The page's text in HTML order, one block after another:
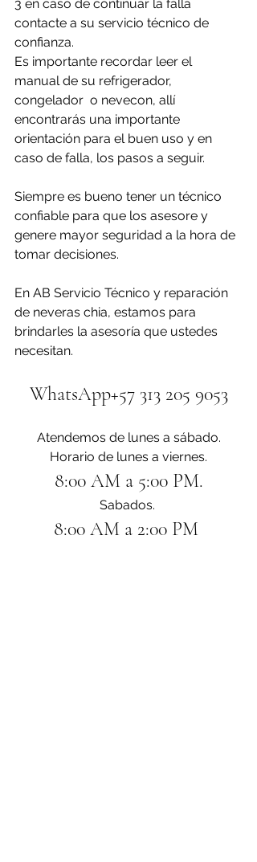
3 en caso de continuar la falla
contacte a su servicio técnico de
confianza.
Es importante recordar leer el
manual de su refrigerador,
congelador  o nevecon, allí
encontrarás una importante
orientación para el buen uso y en
caso de falla, los pasos a seguir.
Siempre es bueno tener un técnico
confiable para que los asesore y
genere mayor seguridad a la hora de
tomar decisiones.
En AB Servicio Técnico y reparación
de neveras chia, estamos para
brindarles la asesoría que ustedes
necesitan.
WhatsApp+57 313 205 9053
Atendemos de lunes a sábado.
Horario de lunes a viernes.
8:00 AM a 5:00 PM.
Sabados.
8:00 AM a 2:00 PM